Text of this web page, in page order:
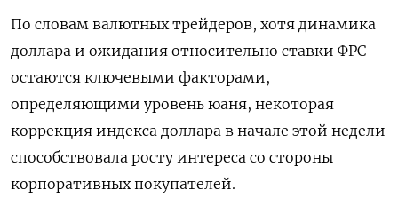
По словам валютных трейдеров, хотя динамика
доллара и ожидания относительно ставки ФРС
остаются ключевыми факторами,
определяющими уровень юаня, некоторая
коррекция индекса доллара в начале этой недели
способствовала росту интереса со стороны
корпоративных покупателей.